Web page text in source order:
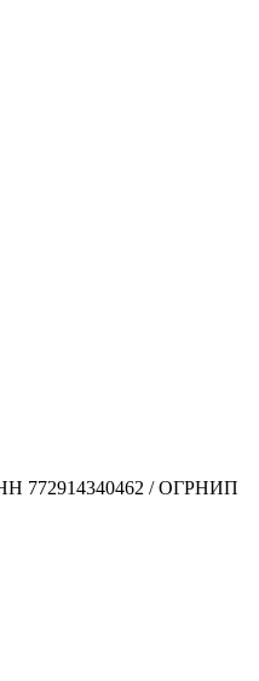
772914340462 / ОГРНИП